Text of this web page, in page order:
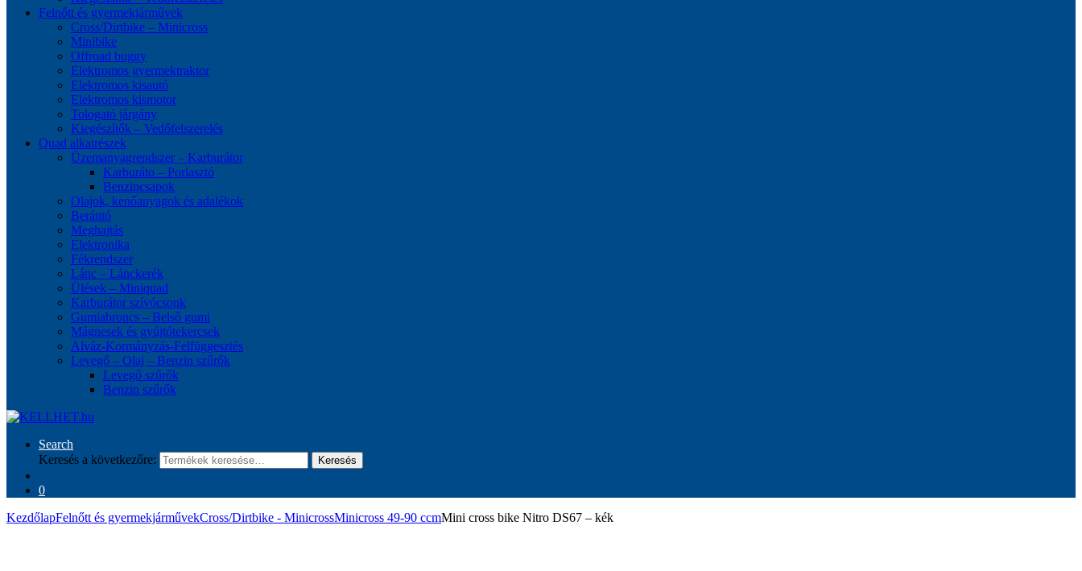
Felnőtt és gyermekjárművek
Cross/Dirtbike – Minicross
Minibike
Offroad buggy
Elektromos gyermektraktor
Elektromos kisautó
Elektromos kismotor
Tologató járgány
Kiegészítők – Vedőfelszerelés
Quad alkatrészek
Üzemanyagrendszer – Karburátor
Karburáto – Porlasztó
Benzincsapok
Olajok, kenőanyagok és adalékok
Berántó
Meghajtás
Elektronika
Fékrendszer
Lánc – Lánckerék
Ülések – Miniquad
Karburátor szívócsonk
Gumiabroncs – Belső gumi
Mágnesek és gyújtótekercsek
Alváz-Kormányzás-Felfüggesztés
Levegő – Olaj – Benzin szűrők
Levegő szűrők
Benzin szűrők
Search
Keresés a következőre:
Keresés
0
KezdőlapFelnőtt és gyermekjárművekCross/Dirtbike - MinicrossMinicross 49-90 ccmMini cross bike Nitro DS67 – kék